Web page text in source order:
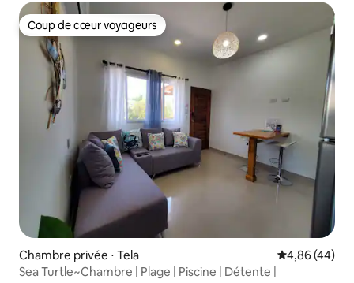
Coup de cœur voyageurs
Coup de cœur voyageurs
Chambre privée ⋅ Tela Évaluation
4,86 (44)
Sea Turtle~Chambre | Plage | Piscine | Détente |